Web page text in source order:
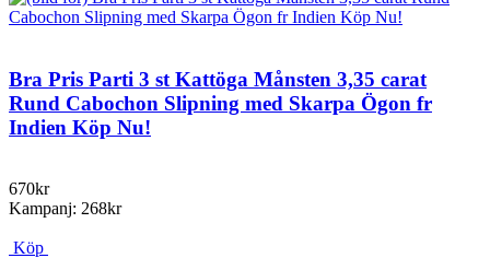
Bra Pris Parti 3 st Kattöga Månsten 3,35 carat
Rund Cabochon Slipning med Skarpa Ögon fr
Indien Köp Nu!
670kr
Kampanj: 268kr
Köp